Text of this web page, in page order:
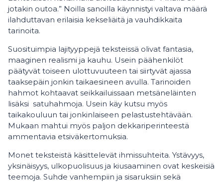
jotakin outoa.” Noilla sanoilla käynnistyi valtava määrä
ilahduttavan erilaisia kekseliäitä ja vauhdikkaita
tarinoita.
Suosituimpia lajityyppejä teksteissä olivat fantasia,
maaginen realismi ja kauhu. Usein päähenkilöt
päätyvät toiseen ulottuvuuteen tai siirtyvät ajassa
taaksepäin jonkin taikaesineen avulla. Tarinoiden
hahmot kohtaavat seikkailuissaan metsäneläinten
lisäksi satuhahmoja. Usein käy kutsu myös
taikakouluun tai jonkinlaiseen pelastustehtävään.
Mukaan mahtui myös paljon dekkariperinteestä
ammentavia etsiväkertomuksia.
Monet teksteistä käsittelevät ihmissuhteita. Ystävyys,
yksinäisyys, ulkopuolisuus ja kiusaaminen ovat keskeisiä
teemoja. Suhde vanhempiin ja sisaruksiin sekä